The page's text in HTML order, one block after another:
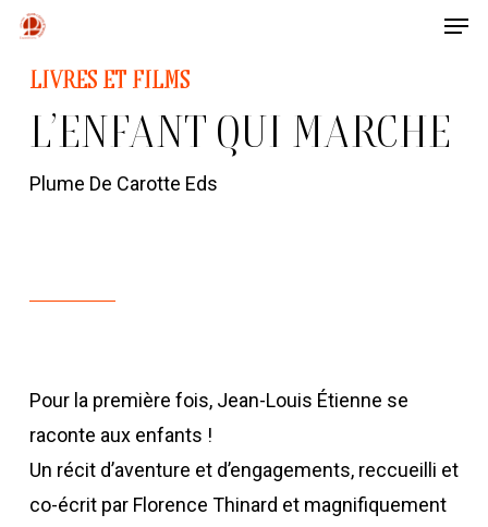
Skip
main
content
LIVRES ET FILMS
L’ENFANT QUI MARCHE
Plume De Carotte Eds
Pour la première fois, Jean-Louis Étienne se
raconte aux enfants !
Un récit d’aventure et d’engagements, reccueilli et
co-écrit par Florence Thinard et magnifiquement